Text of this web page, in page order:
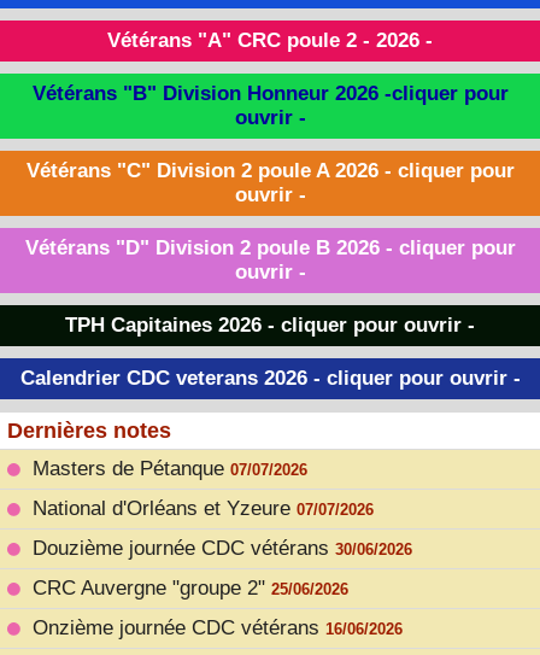
Vétérans "A" CRC poule 2 - 2026 -
Vétérans "B" Division Honneur 2026 -cliquer pour
ouvrir -
Vétérans "C" Division 2 poule A 2026 - cliquer pour
ouvrir -
Vétérans "D" Division 2 poule B 2026 - cliquer pour
ouvrir -
TPH Capitaines 2026 - cliquer pour ouvrir -
Calendrier CDC veterans 2026 - cliquer pour ouvrir -
Dernières notes
Masters de Pétanque 07/07/2026
National d'Orléans et Yzeure 07/07/2026
Douzième journée CDC vétérans 30/06/2026
CRC Auvergne "groupe 2" 25/06/2026
Onzième journée CDC vétérans 16/06/2026